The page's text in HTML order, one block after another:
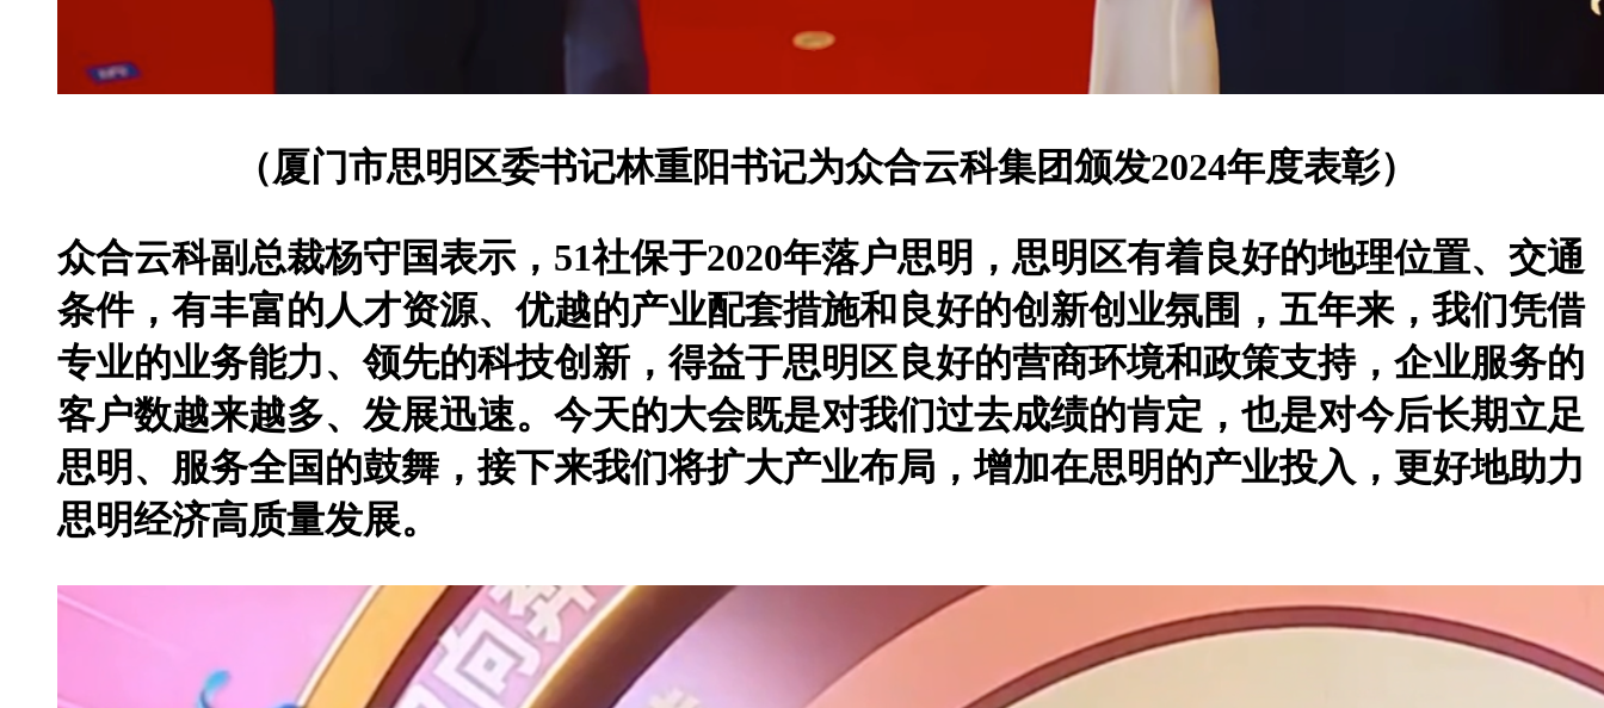
（厦门市思明区委书记林重阳书记为众合云科集团颁发2024年度表彰）
众合云科副总裁杨守国表示，51社保于2020年落户思明，思明区有着良好的地理位置、交通
条件，有丰富的人才资源、优越的产业配套措施和良好的创新创业氛围，五年来，我们凭借
专业的业务能力、领先的科技创新，得益于思明区良好的营商环境和政策支持，企业服务的
客户数越来越多、发展迅速。今天的大会既是对我们过去成绩的肯定，也是对今后长期立足
思明、服务全国的鼓舞，接下来我们将扩大产业布局，增加在思明的产业投入，更好地助力
思明经济高质量发展。